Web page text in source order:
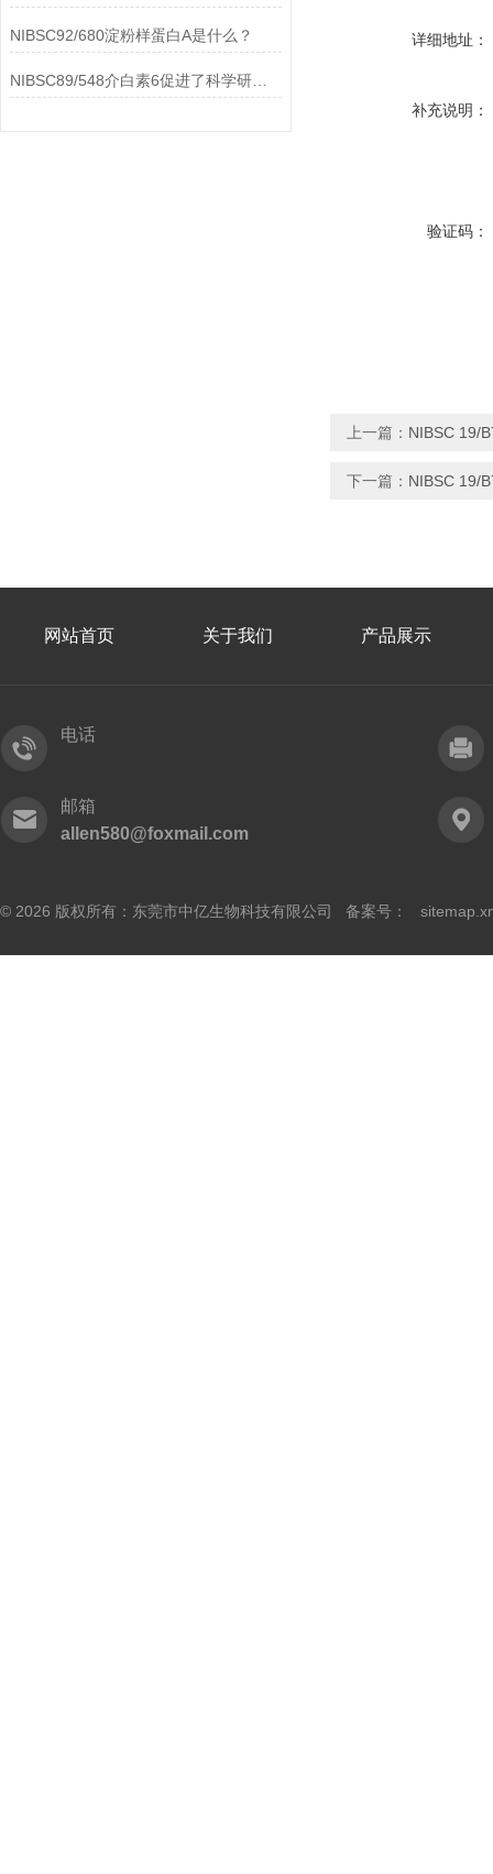
NIBSC92/680淀粉样蛋白A是什么？
NIBSC89/548介白素6促进了科学研究的进步
详细地址：
补充说明：
验证码：
上一篇： NIBSC 19/
下一篇： NIBSC 19/
网站首页 关于我们 产品展示
电话
邮箱
allen580@foxmail.com
© 2026 版权所有：东莞市中亿生物科技有限公司 备案号：